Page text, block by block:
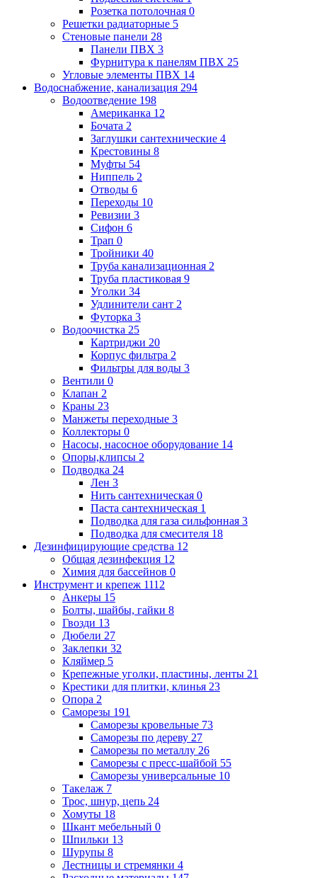
Розетка потолочная 0
Решетки радиаторные 5
Стеновые панели 28
Панели ПВХ 3
Фурнитура к панелям ПВХ 25
Угловые элементы ПВХ 14
Водоснабжение, канализация 294
Водоотведение 198
Американка 12
Бочата 2
Заглушки сантехнические 4
Крестовины 8
Муфты 54
Ниппель 2
Отводы 6
Переходы 10
Ревизии 3
Сифон 6
Трап 0
Тройники 40
Труба канализационная 2
Труба пластиковая 9
Уголки 34
Удлинители сант 2
Футорка 3
Водоочистка 25
Картриджи 20
Корпус фильтра 2
Фильтры для воды 3
Вентили 0
Клапан 2
Краны 23
Манжеты переходные 3
Коллекторы 0
Насосы, насосное оборудование 14
Опоры,клипсы 2
Подводка 24
Лен 3
Нить сантехническая 0
Паста сантехническая 1
Подводка для газа сильфонная 3
Подводка для смесителя 18
Дезинфицирующие средства 12
Общая дезинфекция 12
Химия для бассейнов 0
Инструмент и крепеж 1112
Анкеры 15
Болты, шайбы, гайки 8
Гвозди 13
Дюбели 27
Заклепки 32
Кляймер 5
Крепежные уголки, пластины, ленты 21
Крестики для плитки, клинья 23
Опора 2
Саморезы 191
Саморезы кровельные 73
Саморезы по дереву 27
Саморезы по металлу 26
Саморезы с пресс-шайбой 55
Саморезы универсальные 10
Такелаж 7
Трос, шнур, цепь 24
Хомуты 18
Шкант мебельный 0
Шпильки 13
Шурупы 8
Лестницы и стремянки 4